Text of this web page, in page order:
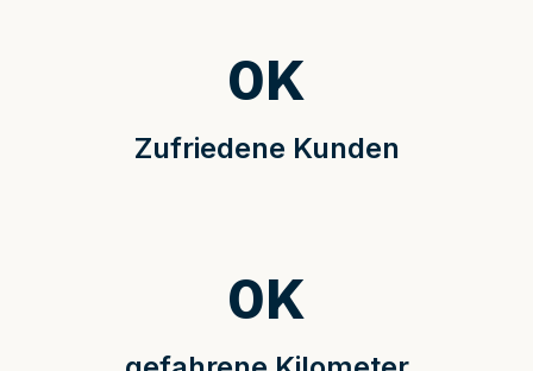
Zufriedene Kunden
0K
0K